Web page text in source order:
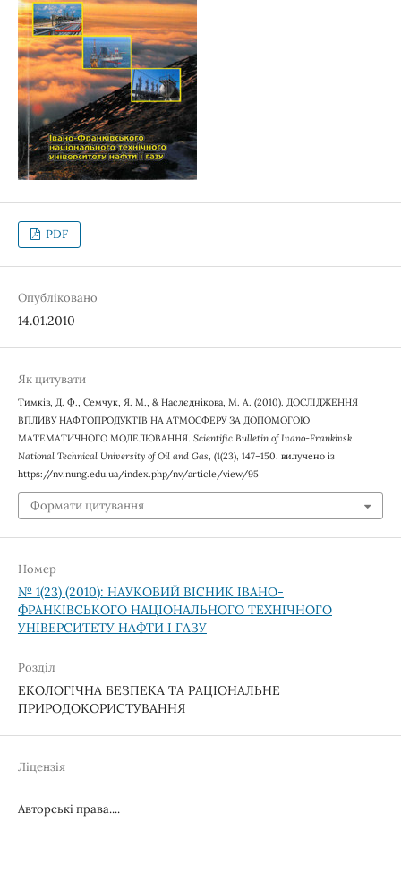
PDF
Опубліковано
14.01.2010
Як цитувати
Тимків, Д. Ф., Семчук, Я. М., & Наслєднікова, М. А. (2010). ДОСЛІДЖЕННЯ
ВПЛИВУ НАФТОПРОДУКТІВ НА АТМОСФЕРУ ЗА ДОПОМОГОЮ
МАТЕМАТИЧНОГО МОДЕЛЮВАННЯ. Scientific Bulletin of Ivano-Frankivsk
National Technical University of Oil and Gas, (1(23), 147–150. вилучено із
https://nv.nung.edu.ua/index.php/nv/article/view/95
Формати цитування
Номер
№ 1(23) (2010): НАУКОВИЙ ВІСНИК ІВАНО-
ФРАНКІВСЬКОГО НАЦІОНАЛЬНОГО ТЕХНІЧНОГО
УНІВЕРСИТЕТУ НАФТИ І ГАЗУ
Розділ
ЕКОЛОГІЧНА БЕЗПЕКА ТА РАЦІОНАЛЬНЕ
ПРИРОДОКОРИСТУВАННЯ
Ліцензія
Авторські права....